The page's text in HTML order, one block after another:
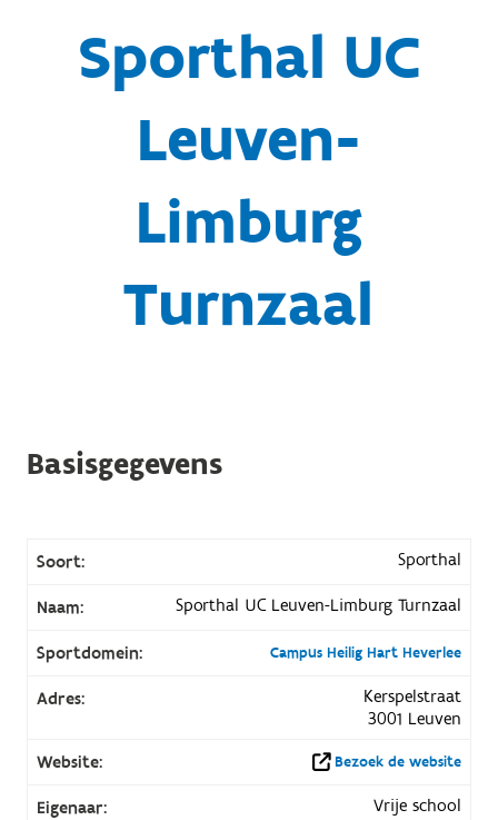
Sporthal UC
Leuven-
Limburg
Turnzaal
Basisgegevens
Soort: Sporthal
Naam: Sporthal UC Leuven-Limburg Turnzaal
Sportdomein: Campus Heilig Hart Heverlee
Adres:
Kerspelstraat
3001 Leuven
Website:
Bezoek de website
Eigenaar: Vrije school